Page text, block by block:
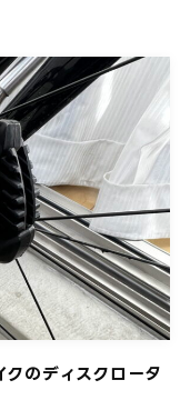
のディスクロータ